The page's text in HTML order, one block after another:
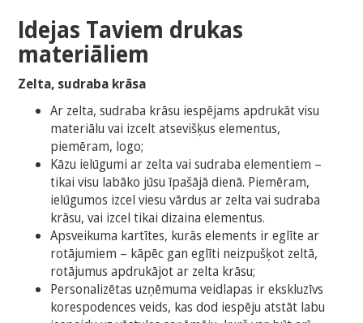
Idejas Taviem drukas
materiāliem
Zelta, sudraba krāsa
Ar zelta, sudraba krāsu iespējams apdrukāt visu
materiālu vai izcelt atsevišķus elementus,
piemēram, logo;
Kāzu ielūgumi ar zelta vai sudraba elementiem –
tikai visu labāko jūsu īpašājā dienā. Piemēram,
ielūgumos izcel viesu vārdus ar zelta vai sudraba
krāsu, vai izcel tikai dizaina elementus.
Apsveikuma kartītes, kurās elements ir eglīte ar
rotājumiem – kāpēc gan eglīti neizpušķot zeltā,
rotājumus apdrukājot ar zelta krāsu;
Personalizētas uzņēmuma veidlapas ir ekskluzīvs
korespodences veids, kas dod iespēju atstāt labu